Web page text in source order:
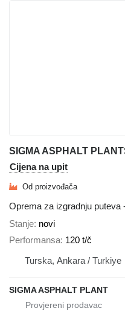
SIGMA ASPHALT
Cijena na upit
Od proizvođača
Oprema za izgradnju puteva
Stanje novi
Performansa 120 t/č
Turska, Ankara / Turkiye
SIGMA ASPHALT PLANT